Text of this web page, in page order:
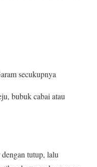
secukupnya
bubuk cabai atau
tutup, lalu